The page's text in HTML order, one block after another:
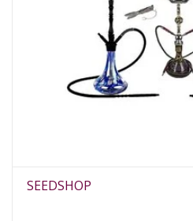
SEEDSHOP